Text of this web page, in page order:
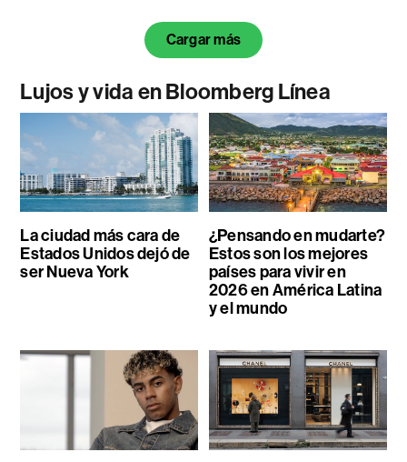
Cargar más
Lujos y vida en Bloomberg Línea
La ciudad más cara de
Estados Unidos dejó de
ser Nueva York
¿Pensando en mudarte?
Estos son los mejores
países para vivir en
2026 en América Latina
y el mundo